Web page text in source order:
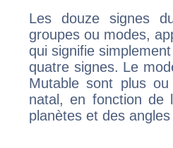
Les douze signes
groupes ou modes,
qui signifie
quatre signes. Le
Mutable sont plus
natal, en fonction de
planètes et des